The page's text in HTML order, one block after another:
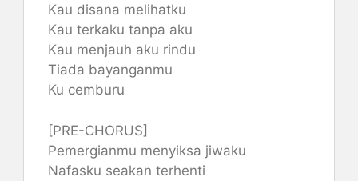
Kau disana melihatku
Kau terkaku tanpa aku
Kau menjauh aku rindu
Tiada bayanganmu
Ku cemburu
[PRE-CHORUS]
Pemergianmu menyiksa jiwaku
Nafasku seakan terhenti